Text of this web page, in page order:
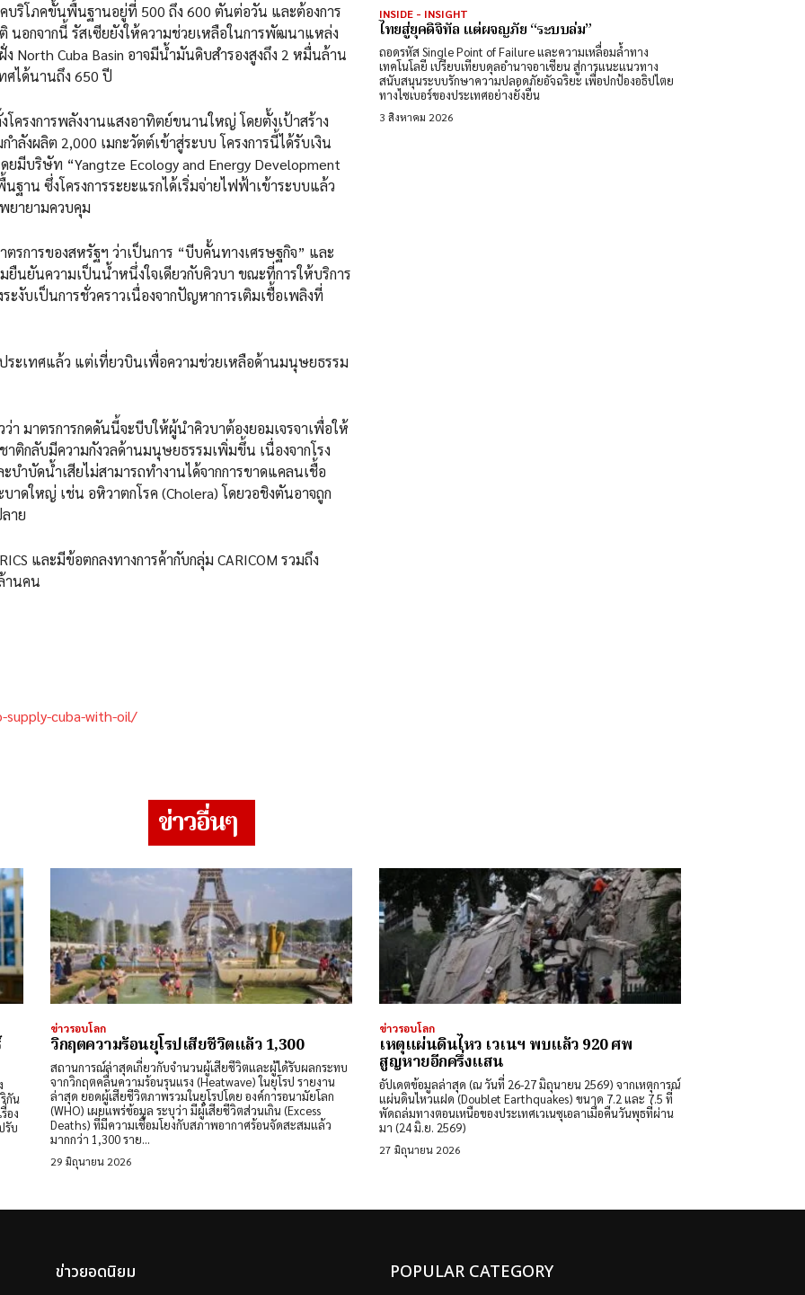
บริโภคขั้นพื้นฐานอยู่ที่ 500 ถึง 600 ตันต่อวัน และต้องการ
อกจากนี้ รัสเซียยังให้ความช่วยเหลือในการพัฒนาแหล่ง
North Cuba Basin อาจมีน้ำมันดิบสำรองสูงถึง 2 หมื่นล้าน
ศได้นานถึง 650 ปี
ครงการพลังงานแสงอาทิตย์ขนานใหญ่ โดยตั้งเป้าสร้าง
ลังผลิต 2,000 เมกะวัตต์เข้าสู่ระบบ โครงการนี้ได้รับเงิน
บริษัท “Yangtze Ecology and Energy Development
นฐาน ซึ่งโครงการระยะแรกได้เริ่มจ่ายไฟฟ้าเข้าระบบแล้ว
ยายามควบคุม
รการของสหรัฐฯ ว่าเป็นการ “บีบคั้นทางเศรษฐกิจ” และ
ยันความเป็นน้ำหนึ่งใจเดียวกับคิวบา ขณะที่การให้บริการ
ะงับเป็นการชั่วคราวเนื่องจากปัญหาการเติมเชื้อเพลิงที่
ระเทศแล้ว แต่เที่ยวบินเพื่อความช่วยเหลือด้านมนุษยธรรม
มาตรการกดดันนี้จะบีบให้ผู้นำคิวบาต้องยอมเจรจาเพื่อให้
ติกลับมีความกังวลด้านมนุษยธรรมเพิ่มขึ้น เนื่องจากโรง
ำบัดน้ำเสียไม่สามารถทำงานได้จากการขาดแคลนเชื้อ
บาดใหญ่ เช่น อหิวาตกโรค (Cholera) โดยวอชิงตันอาจถูก
าย
และมีข้อตกลงทางการค้ากับกลุ่ม CARICOM รวมถึง
านคน
cuba-with-oil/
INSIDE - INSIGHT
ไทยสู่ยุคดิจิทัล แต่ผจญภัย “ระบบล่ม”
ถอดรหัส Single Point of Failure และความเหลื่อมล้ำทาง
เทคโนโลยี เปรียบเทียบดุลอำนาจอาเซียน สู่การแนะแนวทาง
สนับสนุนระบบรักษาความปลอดภัยอัจฉริยะ เพื่อปกป้องอธิปไตย
ทางไซเบอร์ของประเทศอย่างยั่งยืน
3 สิงหาคม 2026
ข่าวอื่นๆ
กัน
อง
รับ
ข่าวรอบโลก
วิกฤตความร้อนยุโรปเสียชีวิตแล้ว 1,300
สถานการณ์ล่าสุดเกี่ยวกับจำนวนผู้เสียชีวิตและผู้ได้รับผลกระทบ
จากวิกฤตคลื่นความร้อนรุนแรง (Heatwave) ในยุโรป รายงาน
ล่าสุด ​ยอดผู้เสียชีวิตภาพรวมในยุโรปโดย ​องค์การอนามัยโลก
(WHO) เผยแพร่ข้อมูล ระบุว่า มีผู้เสียชีวิตส่วนเกิน (Excess
Deaths) ที่มีความเชื่อมโยงกับสภาพอากาศร้อนจัดสะสมแล้ว
มากกว่า 1,300 ราย...
29 มิถุนายน 2026
ข่าวรอบโลก
เหตุแผ่นดินไหว เวเนฯ พบแล้ว 920 ศพ
สูญหายอีกครึ่งแสน
อัปเดตข้อมูลล่าสุด (ณ วันที่ 26-27 มิถุนายน 2569) จากเหตุการณ์
แผ่นดินไหวแฝด (Doublet Earthquakes) ขนาด 7.2 และ 7.5 ที่
พัดถล่มทางตอนเหนือของประเทศเวเนซุเอลาเมื่อคืนวันพุธที่ผ่าน
มา (24 มิ.ย. 2569)
27 มิถุนายน 2026
ข่าวยอดนิยม POPULAR CATEGORY